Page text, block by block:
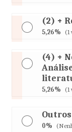
(2) +
5,26% (1
(4) +
5,26% (1
Outros
0%